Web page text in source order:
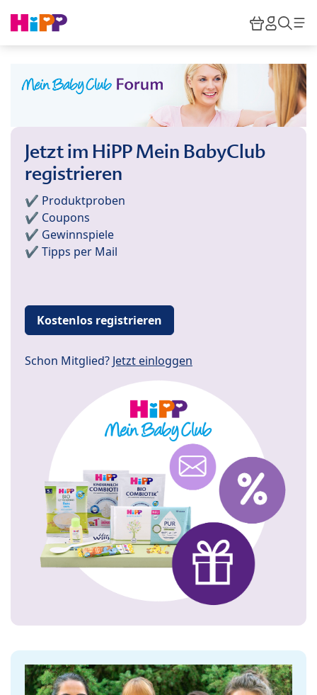
HiPP
Jetzt im HiPP Mein BabyClub
registrieren
✔️ Produktproben
✔️ Coupons
✔️ Gewinnspiele
✔️ Tipps per Mail
Kostenlos registrieren
Schon Mitglied? Jetzt einloggen